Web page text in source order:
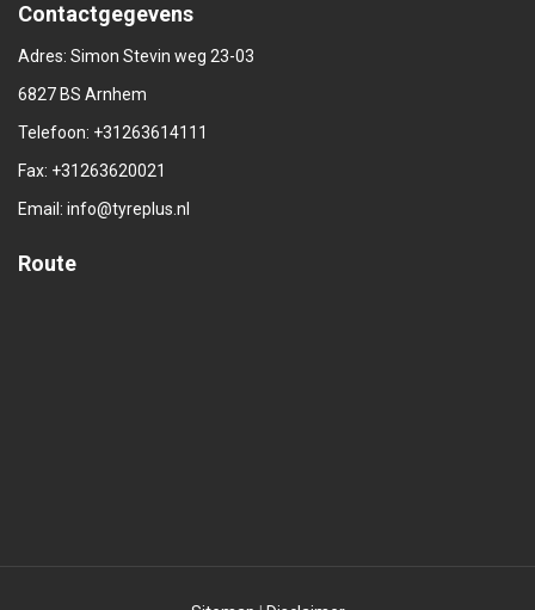
Contactgegevens
Adres: Simon Stevin weg 23-03
6827 BS Arnhem
Telefoon: +31263614111
Fax: +31263620021
Email: info@tyreplus.nl
Route